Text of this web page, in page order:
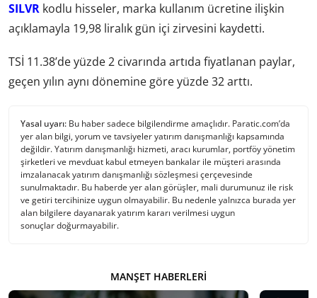
SILVR kodlu hisseler, marka kullanım ücretine ilişkin
açıklamayla 19,98 liralık gün içi zirvesini kaydetti.
TSİ 11.38’de yüzde 2 civarında artıda fiyatlanan paylar,
geçen yılın aynı dönemine göre yüzde 32 arttı.
Yasal uyarı: Bu haber sadece bilgilendirme amaçlıdır. Paratic.com’da
yer alan bilgi, yorum ve tavsiyeler yatırım danışmanlığı kapsamında
değildir. Yatırım danışmanlığı hizmeti, aracı kurumlar, portföy yönetim
şirketleri ve mevduat kabul etmeyen bankalar ile müşteri arasında
imzalanacak yatırım danışmanlığı sözleşmesi çerçevesinde
sunulmaktadır. Bu haberde yer alan görüşler, mali durumunuz ile risk
ve getiri tercihinize uygun olmayabilir. Bu nedenle yalnızca burada yer
alan bilgilere dayanarak yatırım kararı verilmesi uygun
sonuçlar doğurmayabilir.
MANŞET HABERLERI